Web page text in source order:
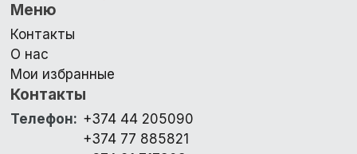
Меню
Контакты
О нас
Мои избранные
Контакты
Телефон: +374 44 205090
+374 77 885821